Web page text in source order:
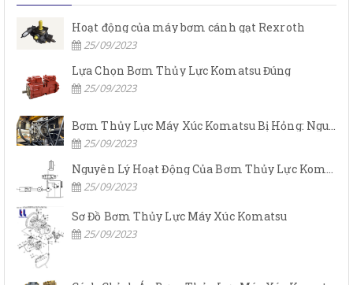
Hoạt động của máy bơm cánh gạt Rexroth
25/09/2023
Lựa Chọn Bơm Thủy Lực Komatsu Đúng
25/09/2023
25/09/2023
25/09/2023
Sơ Đồ Bơm Thủy Lực Máy Xúc Komatsu
25/09/2023